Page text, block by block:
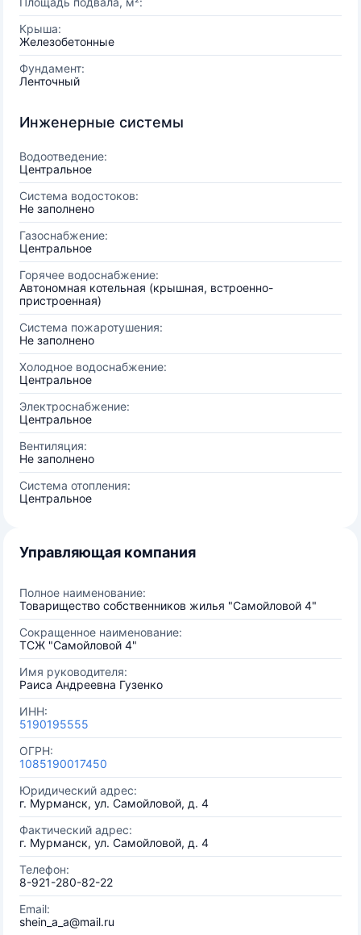
Крыша:
Железобетонные
Фундамент:
Ленточный
Инженерные системы
Водоотведение:
Центральное
Система водостоков:
Не заполнено
Газоснабжение:
Центральное
Горячее водоснабжение:
Автономная котельная (крышная, встроенно-
пристроенная)
Система пожаротушения:
Не заполнено
Холодное водоснабжение:
Центральное
Электроснабжение:
Центральное
Вентиляция:
Не заполнено
Система отопления:
Центральное
Управляющая компания
Полное наименование:
Товарищество собственников жилья "Самойловой 4"
Сокращенное наименование:
ТСЖ "Самойловой 4"
Имя руководителя:
Раиса Андреевна Гузенко
ИНН:
5190195555
ОГРН:
1085190017450
Юридический адрес:
г. Мурманск, ул. Самойловой, д. 4
Фактический адрес:
г. Мурманск, ул. Самойловой, д. 4
Телефон:
8-921-280-82-22
Email:
shein_a_a@mail.ru